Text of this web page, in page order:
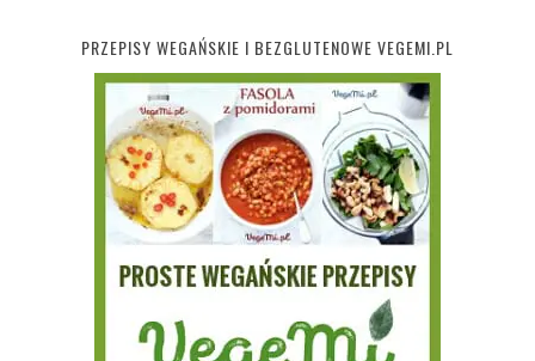
PRZEPISY WEGAŃSKIE I BEZGLUTENOWE VEGEMI.PL